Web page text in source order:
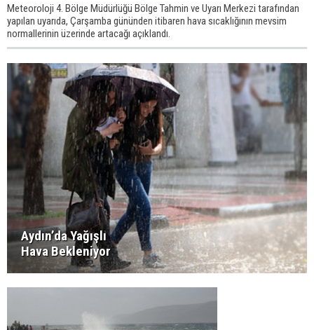
Meteoroloji 4. Bölge Müdürlüğü Bölge Tahmin ve Uyarı Merkezi tarafından
yapılan uyarıda, Çarşamba gününden itibaren hava sıcaklığının mevsim
normallerinin üzerinde artacağı açıklandı.
Aydın’da Yağışlı
Hava Bekleniyor